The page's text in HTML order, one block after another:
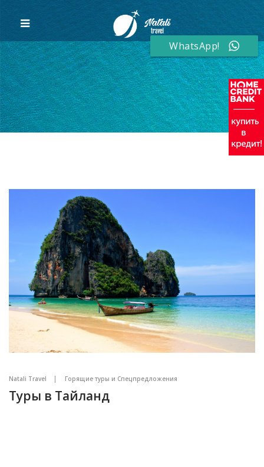
Natali Travel Горящие туры и Спецпредложения
Туры в Тайланд
WhatsApp!